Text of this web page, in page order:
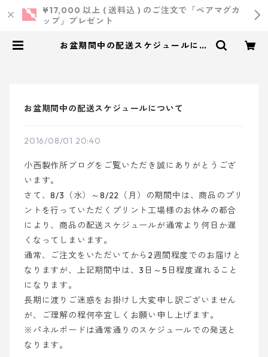
¥17,000 以上 ( 送料込 ) のご注文で「ペアマグカ
ップ」プレゼント
お盆期間中の配送スケジュールにつ
お盆期間中の配送スケジュールについて
2016/08/01 20:40
小西製作所ブログをご覧いただき誠にありがとうござ
います。
さて、8/3（水）～8/22（月）の期間中は、商品のプリ
ントを行っていただくプリント工場様のお休みの都合
により、商品の配送スケジュールが通常より何日か遅
くなってしまいます。
通常、ご注文をいただいてから2週間程度でのお届けと
なりますが、上記期間中は、3日～5日程度遅れること
になります。
長期に渡りご迷惑をお掛けし大変申し訳ございません
が、ご理解の程何卒宜しくお願い申し上げます。
※パネルボードは通常通りのスケジュールでの発送と
なります。